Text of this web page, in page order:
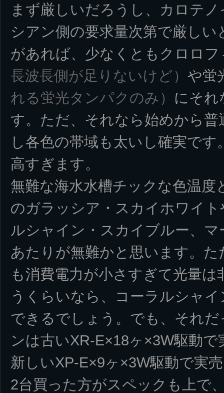
まず厳しいだろうし、カロテノ
シアン側の要求量次第で厳し
があれば、少なくともクロロフ
長波長側が足りないけど） や蛍
れる蛍光タンパクのみ） にそれ
す。ただ、それなら始めから
し各色の帯域も太いし確実で
高すぎます。
無難な海水水槽チックな色温
のガラッシア・スカイホワイ
ルシャイン・スカイブルー、
あたりが無難かと思います。
も消費電力が小さすぎて光量
うくらいなら、コーラルシャ
できるでしょう。でも、それ
ンは古いXR-E×18ヶ×3W駆動
新しいXP-E×9ヶ×3W駆動で実
2台買った方がスペックも上で